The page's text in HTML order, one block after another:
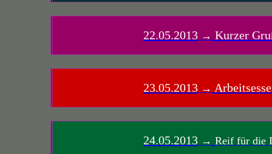
22.05.2013 → Kurzer
23.05.2013 →
24.05.2013 → Reif für die